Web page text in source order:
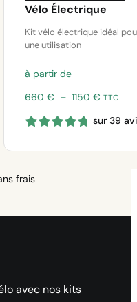
Vélo Électrique
Kit vélo électrique idéal
une utilisation
à partir de
660 € – 1150 € Plage
prix :
à
TTC
sur 39
frais
avec nos kits